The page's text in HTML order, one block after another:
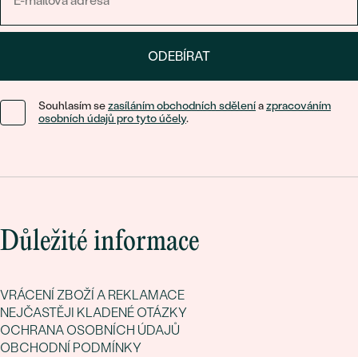
Červená se ale nepojí jen k lásce a vášni. Reprezentuje také
vitalitu a radost ze života. Jsou to slova, která vás vystihují?
Nebo vám něco z toho naopak chybí? Pak neváhejte sáhnout
Tyto drahokamy vás obklopívlnou energiea navíc se do nich
okamžitě zamilujete.
ODEBÍRAT
Souhlasím sezasíláním obchodních sděleníazpracováním
osobních údajů pro tyto účely.
Důležité informace
VRÁCENÍ ZBOŽÍ A REKLAMACE
NEJČASTĚJI KLADENÉ OTÁZKY
OCHRANA OSOBNÍCH ÚDAJŮ
OBCHODNÍ PODMÍNKY